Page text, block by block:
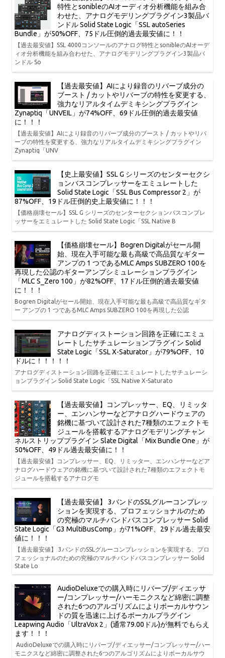
特性とsonibleのAIオーディオ分析機能を組み合
わせた、アナログモデリングプラグイン3製品バ
ンドル Solid State Logic「SSL autoSeries
Bundle」が50%OFF、75ドル圧倒的過去最安値に！！
【過去最安値】SSL 4000コンソールのアナログ特性とsonibleのAIオーデ
ィオ分析機能を組み合わせた、アナログモデリングプラグイン3製品バ
ンドル So
【過去最安値】AIにより録音のリバーブ成分の
ブースト / カットやリバーブの特性を変更する、
強力なリアルタイムデミキシングプラグイン
Zynaptiq「UNVEIL」が74%OFF、69ドル圧倒的過去最安値
に！！！
【過去最安値】AIにより録音のリバーブ成分のブースト / カットやリバ
ーブの特性を変更する、強力なリアルタイムデミキシングプラグイン
Zynaptiq「UNV
【史上最安値】SSL G シリーズのセンターセクシ
ョンバスコンプレッサーをエミュレートした
Solid State Logic「SSL Bus Compressor 2」が
87%OFF、19ドル圧倒的史上最安値に！！！
【価格崩壊セール】SSL G シリーズのセンターセクションバスコンプレ
ッサーをエミュレートした Solid State Logic「SSL Native B
【価格崩壊セール】Bogren Digitalがセール開
始、現在入手可能な最も高級で高品質なギター
アンプの 1 つであるMLC Amps SUBZERO 100を
再現した公認のギターアンプシミュレーションプラグイン
「MLC S_Zero 100」が82%OFF、17ドル圧倒的過去最安値
に！！！
Bogren Digitalがセール開始、現在入手可能な最も高級で高品質なギタ
ー アンプの 1 つであるMLC Amps SUBZERO 100を再現した公認
アナログディストーション回路を正確にエミュ
レートしたサチュレーションプラグイン Solid
State Logic「SSL X-Saturator」が79%OFF、10
ドルに！！！！！
アナログディストーション回路を正確にエミュレートしたサチュレーシ
ョンプラグイン Solid State Logic「SSL Native X-Saturato
【過去最安値】コンプレッサー、EQ、リミッタ
ー、エンハンサーなどアナログハードウェアの
銘機に基づいて設計された7種類のエフェクトモ
ジュールを搭載するアナログモデリングチャン
ネルストリッププラグイン Slate Digital「Mix Bundle One」が
50%OFF、49ドル過去最安値に！！
【過去最安値】コンプレッサー、EQ、リミッター、エンハンサーなどア
ナログハードウェアの銘機に基づいて設計された7種類のエフェクトモ
ジュールを搭載するアナログモ
【過去最安値】 3バンドのSSLグルーコンプレッ
ションを実現する、プロフェッショナルのため
の究極のマルチバンドバスコンプレッサー Solid
State Logic「G3 MultiBusComp」が71%OFF、29ドル過去最安
値に！！！
【過去最安値】 3バンドのSSLグルーコンプレッションを実現する、プロ
フェッショナルのための究極のマルチバンドバスコンプレッサー Solid
State Lo
AudioDeluxeでの購入時にリバーブ/ディエッサ
ー/コンプレッサー/ハーモニクスなど綿密に調整
された6つのアルゴリズムによりボーカルサウン
ドの質を迅速に上げるボーカルプラグイン
Leapwing Audio「UltraVox 2」(通常79.00ドル)が無料でもらえ
ます！！！
AudioDeluxeでの購入時にリバーブ/ディエッサー/コンプレッサー/ハー
モニクスなど綿密に調整された6つのアルゴリズムによりボーカルサウ